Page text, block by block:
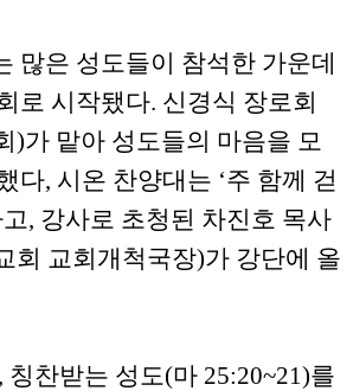
많은 성도들이 참석한 가운데
로 시작됐다. 신경식 장로회
)가 맡아 성도들의 마음을 모
다, 시온 찬양대는 ‘주 함께 걷
, 강사로 초청된 차진호 목사
회 교회개척국장)가 강단에 올
칭찬받는 성도(마 25:20~21)를